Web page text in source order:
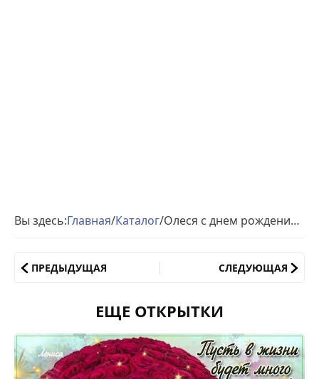
Вы здесь:Главная/Каталог/ Олеся с днем рождения гиф обои
ПРЕДЫДУЩАЯ СЛЕДУЮЩАЯ
ЕЩЕ ОТКРЫТКИ